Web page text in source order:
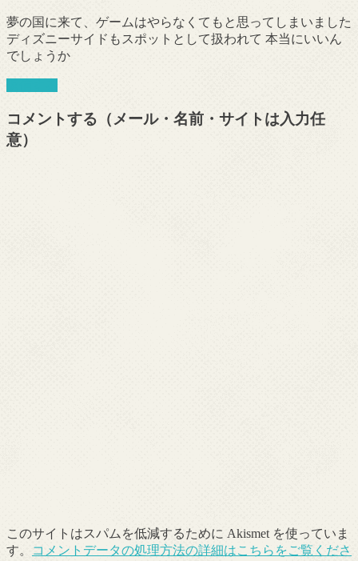
夢の国に来て、ゲームはやらなくてもと思ってしまいました
ディズニーサイドもスポットとして扱われて 本当にいいん
でしょうか
コメントする（メール・名前・サイトは入力任
意）
このサイトはスパムを低減するために Akismet を使っていま
す。
コメントデータの処理方法の詳細はこちらをご覧くださ